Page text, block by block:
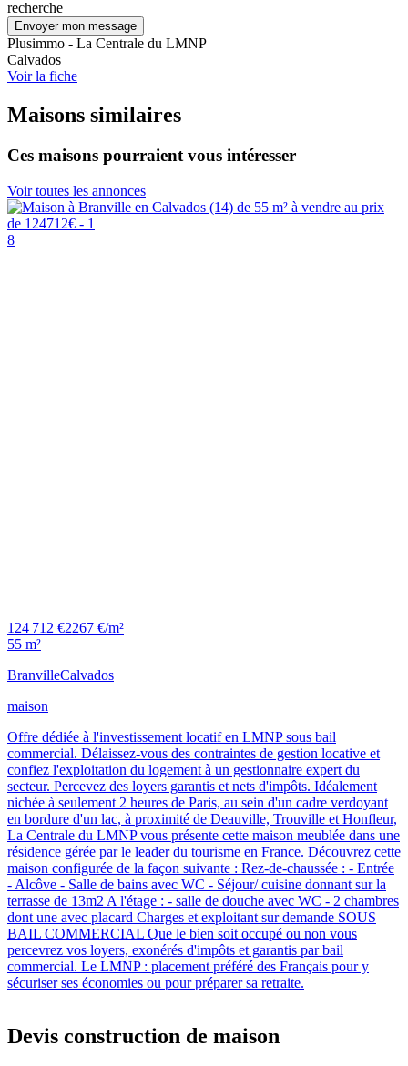
recherche
Envoyer mon message
Plusimmo - La Centrale du LMNP
Calvados
Voir la fiche
Maisons similaires
Ces maisons pourraient vous intéresser
Voir toutes les annonces
8
124 712 €2267 €/m²
55 m²
BranvilleCalvados
maison
Offre dédiée à l'investissement locatif en LMNP sous bail
commercial. Délaissez-vous des contraintes de gestion locative et
confiez l'exploitation du logement à un gestionnaire expert du
secteur. Percevez des loyers garantis et nets d'impôts. Idéalement
nichée à seulement 2 heures de Paris, au sein d'un cadre verdoyant
en bordure d'un lac, à proximité de Deauville, Trouville et Honfleur,
La Centrale du LMNP vous présente cette maison meublée dans une
résidence gérée par le leader du tourisme en France. Découvrez cette
maison configurée de la façon suivante : Rez-de-chaussée : - Entrée
- Alcôve - Salle de bains avec WC - Séjour/ cuisine donnant sur la
terrasse de 13m2 A l'étage : - salle de douche avec WC - 2 chambres
dont une avec placard Charges et exploitant sur demande SOUS
BAIL COMMERCIAL Que le bien soit occupé ou non vous
percevrez vos loyers, exonérés d'impôts et garantis par bail
commercial. Le LMNP : placement préféré des Français pour y
sécuriser ses économies ou pour préparer sa retraite.
Devis construction de maison